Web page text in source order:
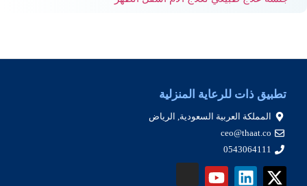
تطبيق ذات للرعاية المنزلية
المملكة العربية السعودية, الرياض
ceo@thaat.co
0543064111